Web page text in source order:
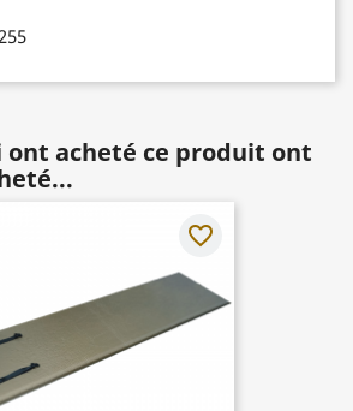
ont acheté ce produit ont
favorite_border